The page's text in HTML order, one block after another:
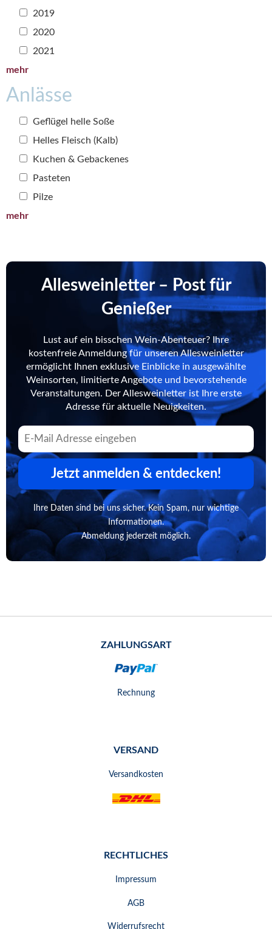
2019
2020
2021
mehr
Anlässe
Geflügel helle Soße
Helles Fleisch (Kalb)
Kuchen & Gebackenes
Pasteten
Pilze
mehr
Allesweinletter – Post für
Genießer
Lust auf ein bisschen Wein-Abenteuer? Ihre
kostenfreie Anmeldung für unseren Allesweinletter
ermöglicht Ihnen exklusive Einblicke in ausgewählte
Weinsorten, limitierte Angebote und bevorstehende
Veranstaltungen. Der Allesweinletter ist Ihre erste
Adresse für aktuelle Neuigkeiten.
Jetzt anmelden & entdecken!
Ihre Daten sind bei uns sicher. Kein Spam, nur wichtige
Informationen.
Abmeldung jederzeit möglich.
ZAHLUNGSART
Rechnung
VERSAND
Versandkosten
RECHTLICHES
Impressum
AGB
Widerrufsrecht